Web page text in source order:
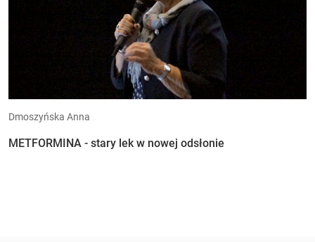
Dmoszyńska Anna
METFORMINA - stary lek w nowej odsłonie